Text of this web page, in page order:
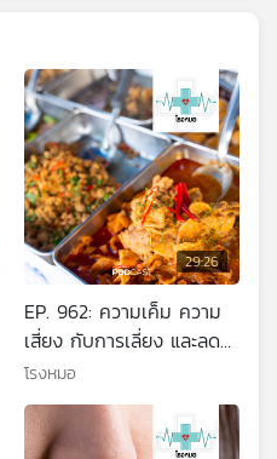
29:26
EP. 962: ความเค็ม ความ
เสี่ยง กับการเลี่ยง และลด
ความเค็ม
โรงหมอ